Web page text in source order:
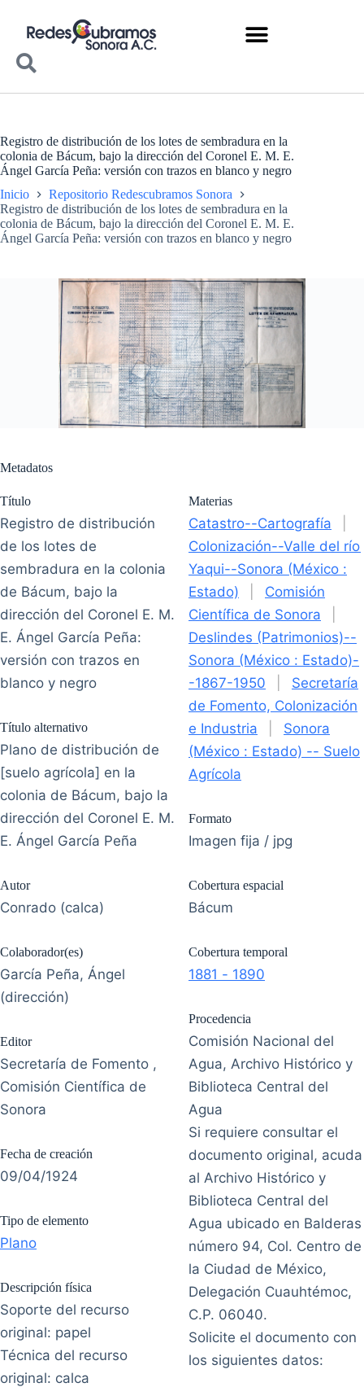
Registro de distribución de los lotes de sembradura en la
colonia de Bácum, bajo la dirección del Coronel E. M. E.
Ángel García Peña: versión con trazos en blanco y negro
Inicio
Repositorio Redescubramos Sonora
Registro de distribución de los lotes de sembradura en la
colonia de Bácum, bajo la dirección del Coronel E. M. E.
Ángel García Peña: versión con trazos en blanco y negro
Metadatos
Título
Registro de distribución
de los lotes de
sembradura en la colonia
de Bácum, bajo la
dirección del Coronel E. M.
E. Ángel García Peña:
versión con trazos en
blanco y negro
Título alternativo
Plano de distribución de
[suelo agrícola] en la
colonia de Bácum, bajo la
dirección del Coronel E. M.
E. Ángel García Peña
Autor
Conrado (calca)
Colaborador(es)
García Peña, Ángel
(dirección)
Editor
Secretaría de Fomento ,
Comisión Científica de
Sonora
Fecha de creación
09/04/1924
Tipo de elemento
Plano
Descripción física
Soporte del recurso
original: papel
Técnica del recurso
original: calca
Materias
Catastro--Cartografía
Colonización--Valle del río
Yaqui--Sonora (México :
Estado)
Comisión
Científica de Sonora
Deslindes (Patrimonios)--
Sonora (México : Estado)-
-1867-1950
Secretaría
de Fomento, Colonización
e Industria
Sonora
(México : Estado) -- Suelo
Agrícola
Formato
Imagen fija / jpg
Cobertura espacial
Bácum
Cobertura temporal
1881 - 1890
Procedencia
Comisión Nacional del
Agua, Archivo Histórico y
Biblioteca Central del
Agua
Si requiere consultar el
documento original, acuda
al Archivo Histórico y
Biblioteca Central del
Agua ubicado en Balderas
número 94, Col. Centro de
la Ciudad de México,
Delegación Cuauhtémoc,
C.P. 06040.
Solicite el documento con
los siguientes datos: